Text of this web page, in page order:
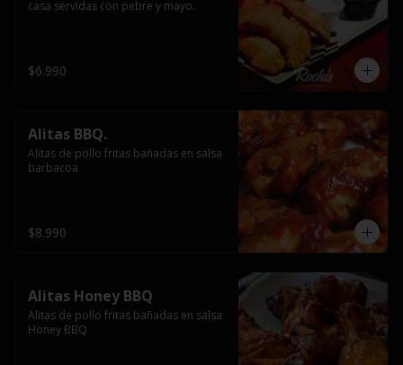
casa servidas con pebre y mayo.
$6.990
Alitas BBQ.
Alitas de pollo fritas bañadas en salsa
barbacoa
$8.990
Alitas Honey BBQ
Alitas de pollo fritas bañadas en salsa
Honey BBQ